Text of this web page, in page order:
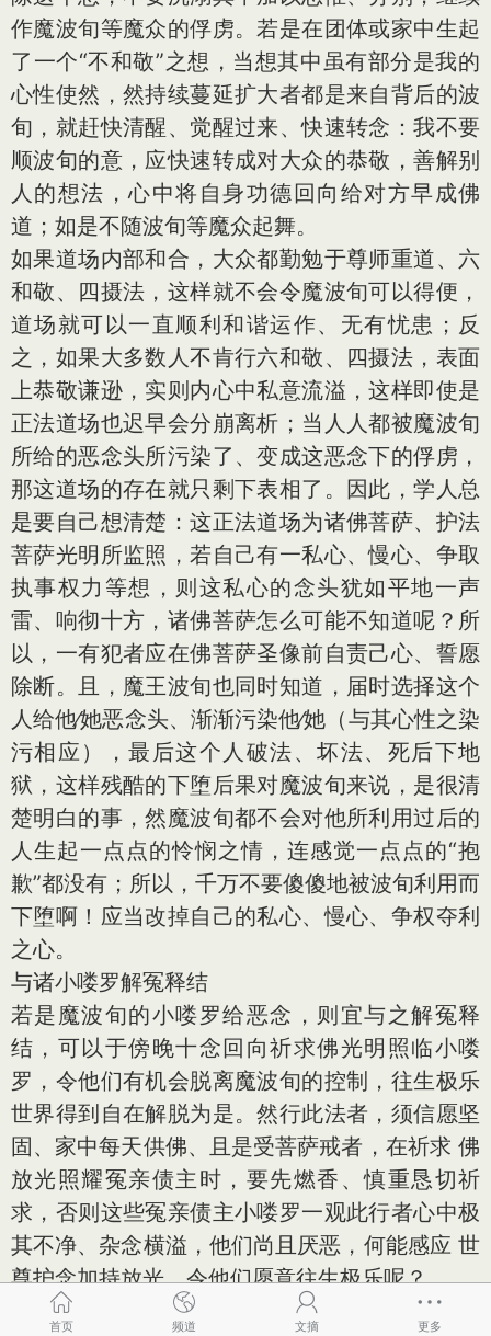
作魔波旬等魔众的俘虏。若是在团体或家中生起
了一个“不和敬”之想，当想其中虽有部分是我的
心性使然，然持续蔓延扩大者都是来自背后的波
旬，就赶快清醒、觉醒过来、快速转念：我不要
顺波旬的意，应快速转成对大众的恭敬，善解别
人的想法，心中将自身功德回向给对方早成佛
道；如是不随波旬等魔众起舞。
如果道场内部和合，大众都勤勉于尊师重道、六
和敬、四摄法，这样就不会令魔波旬可以得便，
道场就可以一直顺利和谐运作、无有忧患；反
之，如果大多数人不肯行六和敬、四摄法，表面
上恭敬谦逊，实则内心中私意流溢，这样即使是
正法道场也迟早会分崩离析；当人人都被魔波旬
所给的恶念头所污染了、变成这恶念下的俘虏，
那这道场的存在就只剩下表相了。因此，学人总
是要自己想清楚：这正法道场为诸佛菩萨、护法
菩萨光明所监照，若自己有一私心、慢心、争取
执事权力等想，则这私心的念头犹如平地一声
雷、响彻十方，诸佛菩萨怎么可能不知道呢？所
以，一有犯者应在佛菩萨圣像前自责己心、誓愿
除断。且，魔王波旬也同时知道，届时选择这个
人给他∕她恶念头、渐渐污染他∕她（与其心性之染
污相应），最后这个人破法、坏法、死后下地
狱，这样残酷的下堕后果对魔波旬来说，是很清
楚明白的事，然魔波旬都不会对他所利用过后的
人生起一点点的怜悯之情，连感觉一点点的“抱
歉”都没有；所以，千万不要傻傻地被波旬利用而
下堕啊！应当改掉自己的私心、慢心、争权夺利
之心。
与诸小喽罗解冤释结
若是魔波旬的小喽罗给恶念，则宜与之解冤释
结，可以于傍晚十念回向祈求佛光明照临小喽
罗，令他们有机会脱离魔波旬的控制，往生极乐
世界得到自在解脱为是。然行此法者，须信愿坚
固、家中每天供佛、且是受菩萨戒者，在祈求 佛
放光照耀冤亲债主时，要先燃香、慎重恳切祈
求，否则这些冤亲债主小喽罗一观此行者心中极
其不净、杂念横溢，他们尚且厌恶，何能感应 世
尊护念加持放光、令他们愿意往生极乐呢？
⑬ 魔波旬派遣魔众来到末法之正法道场
首页 频道 文摘 更多